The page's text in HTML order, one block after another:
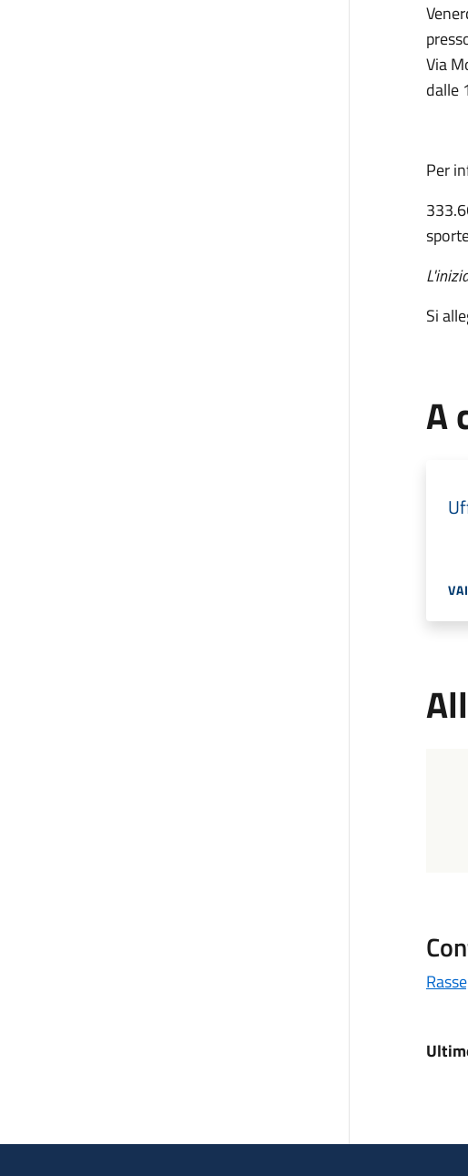
Via
dalle
Per
Si
A